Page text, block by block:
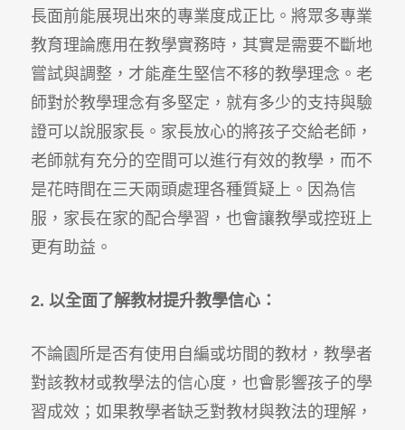
長面前能展現出來的專業度成正比。將眾多專業
教育理論應用在教學實務時，其實是需要不斷地
嘗試與調整，才能產生堅信不移的教學理念。老
師對於教學理念有多堅定，就有多少的支持與驗
證可以說服家長。家長放心的將孩子交給老師，
老師就有充分的空間可以進行有效的教學，而不
是花時間在三天兩頭處理各種質疑上。因為信
服，家長在家的配合學習，也會讓教學或控班上
更有助益。
2. 以全面了解教材提升教學信心：
不論園所是否有使用自編或坊間的教材，教學者
對該教材或教學法的信心度，也會影響孩子的學
習成效；如果教學者缺乏對教材與教法的理解，